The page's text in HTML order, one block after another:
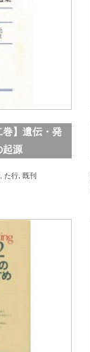
】遺伝・発
起源
, た行, 既刊